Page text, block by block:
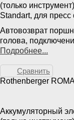
(только
Standart, для пресс
Автовозврат
голова,
Подробнее...
Сравнить
Rothenberger
Аккумуляторный